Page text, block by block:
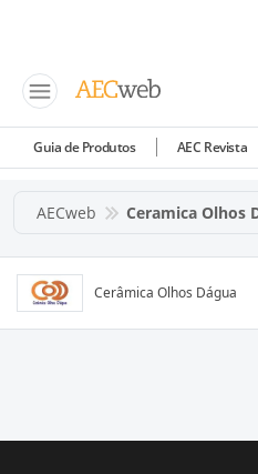
Guia de Produtos AEC Revista
AECweb Ceramica Olhos
Cerâmica Olhos Dágua